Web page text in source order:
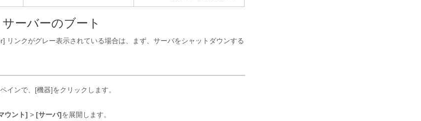
ーバーのブート
リンクがグレー表示されている場合は、まず、サーバをシャットダウンする
インで、[機器]をクリックします。
ウント] > [サーバ]を展開します。